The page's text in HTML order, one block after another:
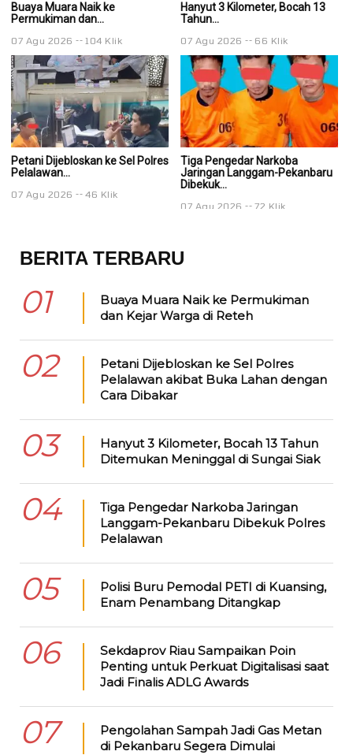
Buaya Muara Naik ke
Permukiman dan...
07 Agu 2026 104 Klik
Hanyut 3 Kilometer, Bocah 13
Tahun...
07 Agu 2026 66 Klik
Petani Dijebloskan ke Sel Polres
Pelalawan...
07 Agu 2026 46 Klik
Tiga Pengedar Narkoba
Jaringan Langgam-Pekanbaru
Dibekuk...
07 Agu 2026 72 Klik
BERITA TERBARU
01
Buaya Muara Naik ke Permukiman
dan Kejar Warga di Reteh
02
Petani Dijebloskan ke Sel Polres
Pelalawan akibat Buka Lahan dengan
Cara Dibakar
03
Hanyut 3 Kilometer, Bocah 13 Tahun
Ditemukan Meninggal di Sungai Siak
04
Tiga Pengedar Narkoba Jaringan
Langgam-Pekanbaru Dibekuk Polres
Pelalawan
05
Polisi Buru Pemodal PETI di Kuansing,
Enam Penambang Ditangkap
06
Sekdaprov Riau Sampaikan Poin
Penting untuk Perkuat Digitalisasi saat
Jadi Finalis ADLG Awards
07
Pengolahan Sampah Jadi Gas Metan
di Pekanbaru Segera Dimulai